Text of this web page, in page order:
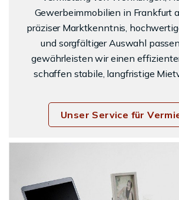
Gewerbeimmobilien in Frankfurt
präziser Marktkenntnis,
und sorgfältiger Auswahl
gewährleisten wir einen
schaffen stabile, langfristige
Unser Service für